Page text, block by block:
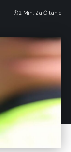
2 Min. Za Čitanje